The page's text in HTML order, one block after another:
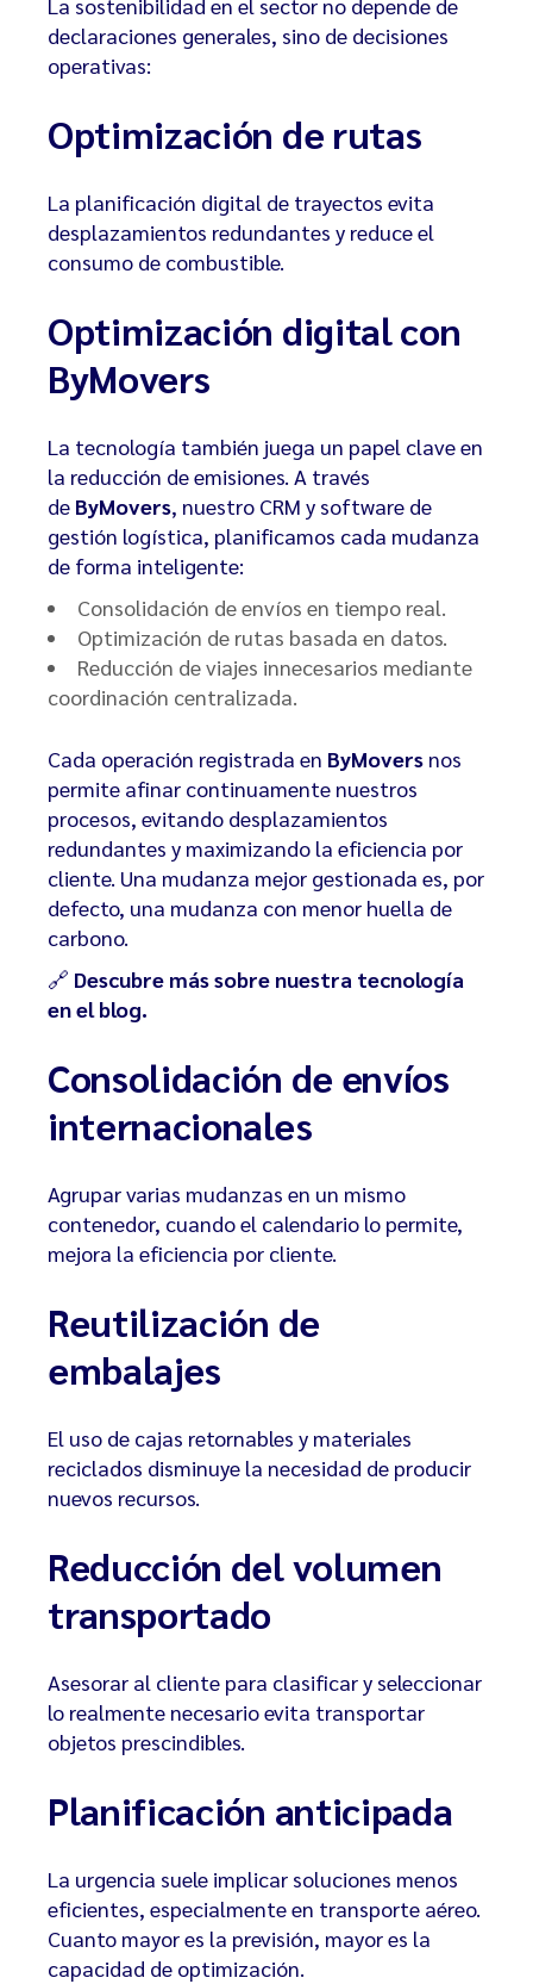
La sostenibilidad en el sector no depende de
declaraciones generales, sino de decisiones
operativas:
Optimización de rutas
La planificación digital de trayectos evita
desplazamientos redundantes y reduce el
consumo de combustible.
Optimización digital con
ByMovers
La tecnología también juega un papel clave en
la reducción de emisiones. A través
de ByMovers, nuestro CRM y software de
gestión logística, planificamos cada mudanza
de forma inteligente:
Consolidación de envíos en tiempo real.
Optimización de rutas basada en datos.
Reducción de viajes innecesarios mediante
coordinación centralizada.
Cada operación registrada en ByMovers nos
permite afinar continuamente nuestros
procesos, evitando desplazamientos
redundantes y maximizando la eficiencia por
cliente. Una mudanza mejor gestionada es, por
defecto, una mudanza con menor huella de
carbono.
🔗 Descubre más sobre nuestra tecnología
en el blog.
Consolidación de envíos
internacionales
Agrupar varias mudanzas en un mismo
contenedor, cuando el calendario lo permite,
mejora la eficiencia por cliente.
Reutilización de
embalajes
El uso de cajas retornables y materiales
reciclados disminuye la necesidad de producir
nuevos recursos.
Reducción del volumen
transportado
Asesorar al cliente para clasificar y seleccionar
lo realmente necesario evita transportar
objetos prescindibles.
Planificación anticipada
La urgencia suele implicar soluciones menos
eficientes, especialmente en transporte aéreo.
Cuanto mayor es la previsión, mayor es la
capacidad de optimización.